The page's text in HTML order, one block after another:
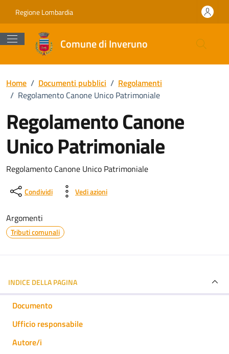
Regione Lombardia
Comune di Inveruno
Home / Documenti pubblici / Regolamenti
/ Regolamento Canone Unico Patrimoniale
Regolamento Canone
Unico Patrimoniale
Dettagli del documento
Regolamento Canone Unico Patrimoniale
Condividi Vedi azioni
Argomenti
Tributi comunali
INDICE DELLA PAGINA
Documento
Ufficio responsabile
Autore/i